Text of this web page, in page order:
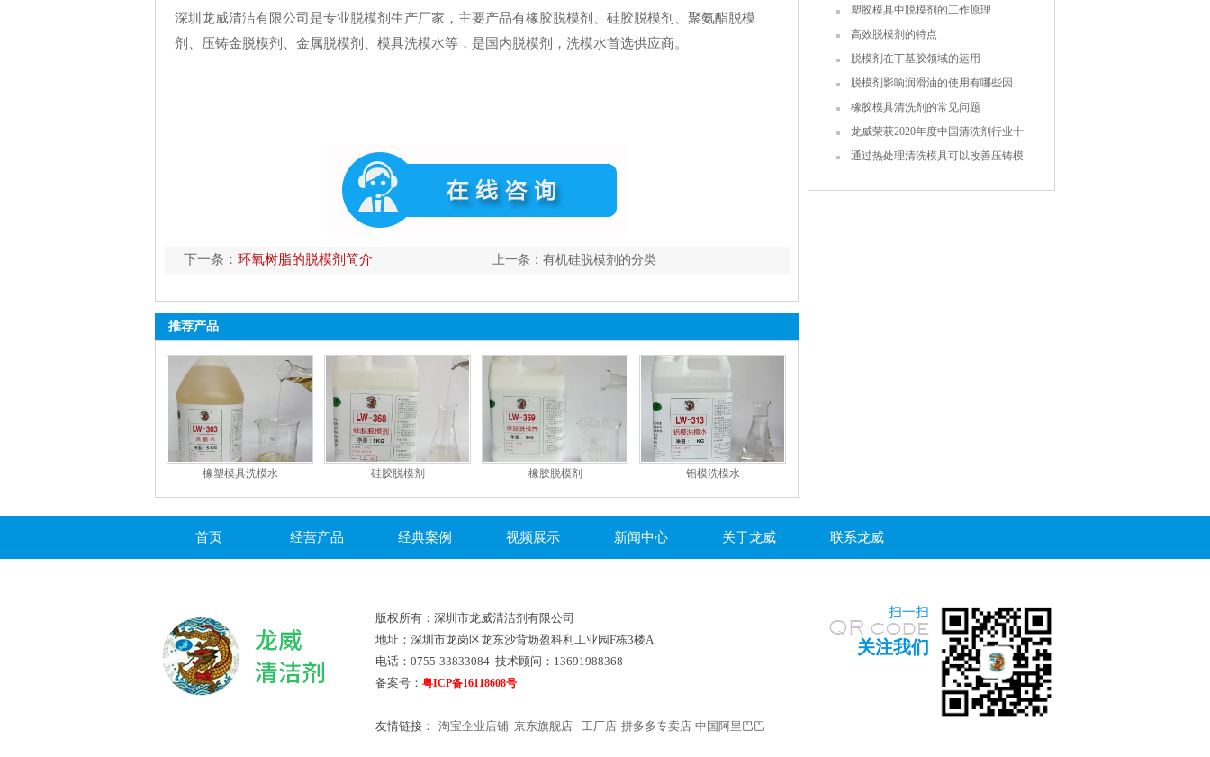
深圳龙威清洁有限公司是专业脱模剂生产厂家，主要产品有橡胶脱模剂、硅胶脱模剂、聚氨酯脱模
剂、压铸金脱模剂、金属脱模剂、模具洗模水等，是国内脱模剂，洗模水首选供应商。
上一条： 有机硅脱模剂的分类
下一条： 环氧树脂的脱模剂简介
推荐产品
橡塑模具洗模水 硅胶脱模剂 橡胶脱模剂 铝模洗模水
别大吗？
塑胶模具中脱模剂的工作原理
高效脱模剂的特点
脱模剂在丁基胶领域的运用
脱模剂影响润滑油的使用有哪些因
素？
橡胶模具清洗剂的常见问题
龙威荣获2020年度中国清洗剂行业十
大品牌之一
通过热处理清洗模具可以改善压铸模
首页 经营产品 经典案例 视频展示 新闻中心 关于龙威 联系龙威
版权所有：深圳市龙威清洁剂有限公司
地址：深圳市龙岗区龙东沙背坜盈科利工业园F栋3楼A
电话：0755-33833084 技术顾问：13691988368
备案号： 粤ICP备16118608号
友情链接： 淘宝企业店铺 京东旗舰店 工厂店 拼多多专卖店 中国阿里巴巴
扫一扫
关注我们